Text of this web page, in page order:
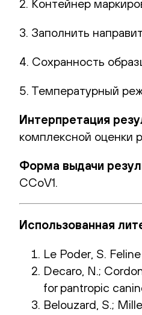
2. Контейнер
3. Заполнить
4. Сохранность
5. Температурный
Интерпретация
комплексной оценки
Форма выдачи
CCoV1.
Использованная
Le Poder, S.
Decaro, N.;
for pantropic
Belouzard, S.;